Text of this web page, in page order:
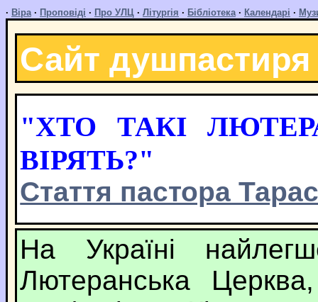
· Віра· Проповіді · Про УЛЦ · Літургія · Бібліотека· Календарі ·
Сайт
"ХТО ТАКІ
ВІРЯТЬ?"
Стаття пастора
На Україні
Лютеранська